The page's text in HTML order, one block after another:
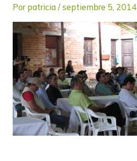
Por patricia/septiembre 5, 2014